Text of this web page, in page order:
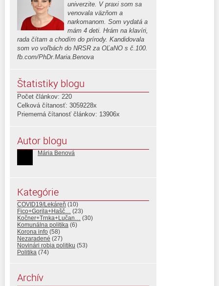
univerzite. V praxi som sa
venovala väzňom a
narkomanom. Som vydatá a
mám 4 deti. Hrám na klavíri,
rada čítam a chodím do prírody. Kandidovala
som vo voľbách do NRSR za OĽaNO s č.100.
fb.com/PhDr.Maria.Benova
Štatistiky blogu
Počet článkov: 220
Celková čítanosť: 3059228x
Priemerná čítanosť článkov: 13906x
Autor blogu
Mária Benová
Kategórie
COVID19/Lekáreň (10)
Fico+Gorila+Hašč… (23)
Kočner+Trnka+Lučan… (30)
Komunálna politika (6)
Korona info (58)
Nezaradené (27)
Novinári robia politiku (53)
Politika (74)
Archív